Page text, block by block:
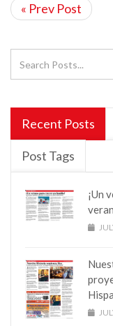
« Prev Post
Recent Posts
Post Tags
¡Un